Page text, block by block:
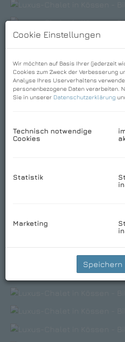
Cookie Einstellungen
Wir möchten auf Basis Ihrer (jederzeit
Cookies zum Zweck der Verbesserung
Analyse Ihres Userverhaltens
personenbezogene Daten verarbeiten.
Sie in unserer Datenschutzerklärung
Technisch notwendige
Cookies
Statistik
Marketing
Speichern